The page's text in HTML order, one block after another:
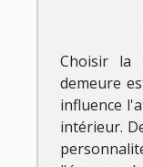
Choisir la
demeure
influence
intérieur.